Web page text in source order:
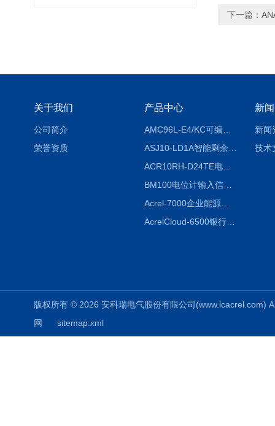
下一篇：
关于我们
公司简介
荣誉资质
产品中心
ACR10RH-D24TE电力仪表外置开口式互感器
BM100电位计输入信号隔离器
Acrel-7000企业能源管控平台
AcrelCloud-6500银行业安全用电能耗云平台
新
新闻
技术
版权所有 © 2026 安科瑞电气股份有限公司
网
sitemap.xml